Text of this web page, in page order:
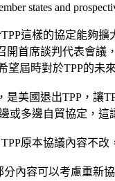
states and
這樣的協定能夠
開首席談判代表會
望屆時對於TPP的未
美國退出TPP，讓
多邊自貿協定，
原本協議內容不
內容可以考慮重新